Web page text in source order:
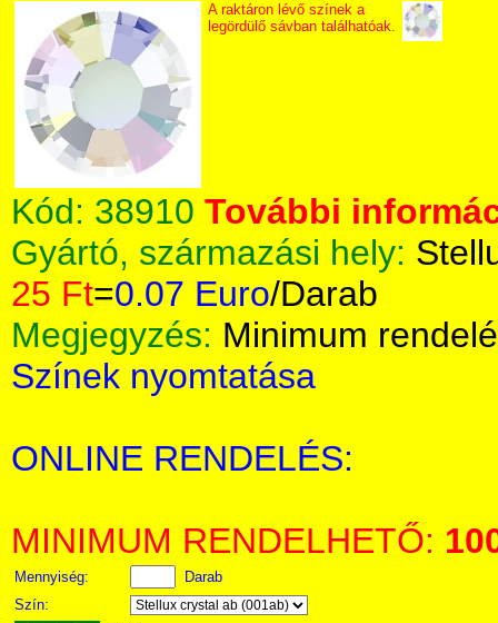
A raktáron lévő színek a
legördülő sávban találhatóak.
Kód: 38910 További
Gyártó, származási hely:
25 Ft=0.07 Euro/Darab
Megjegyzés: Minimum
Színek nyomtatása
ONLINE RENDELÉS:
MINIMUM RENDELHETŐ:
Mennyiség:
Darab
Szín: